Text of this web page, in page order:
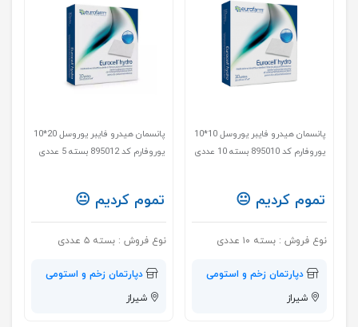
پانسمان هیدرو فایبر یوروسل 10*10
یوروفارم کد 895010 بسته 10 عددی
تموم کردیم 😐
نوع فروش : بسته ۱۰ عددی
دپارتمان زخم و استومی
شیراز
پانسمان هیدرو فایبر یوروسل 20*10
یوروفارم کد 895012 بسته 5 عددی
تموم کردیم 😐
نوع فروش : بسته ۵ عددی
دپارتمان زخم و استومی
شیراز